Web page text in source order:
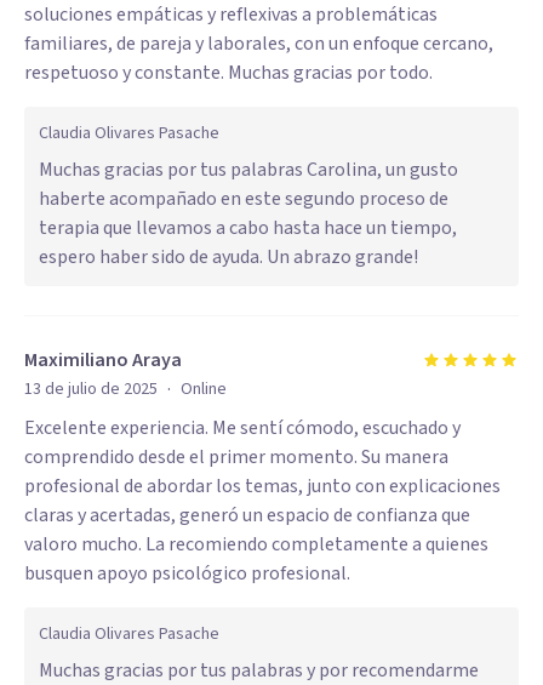
soluciones empáticas y reflexivas a problemáticas
familiares, de pareja y laborales, con un enfoque cercano,
respetuoso y constante. Muchas gracias por todo.
Claudia Olivares Pasache
Muchas gracias por tus palabras Carolina, un gusto
haberte acompañado en este segundo proceso de
terapia que llevamos a cabo hasta hace un tiempo,
espero haber sido de ayuda. Un abrazo grande!
Maximiliano Araya
13 de julio de 2025 · Online
Excelente experiencia. Me sentí cómodo, escuchado y
comprendido desde el primer momento. Su manera
profesional de abordar los temas, junto con explicaciones
claras y acertadas, generó un espacio de confianza que
valoro mucho. La recomiendo completamente a quienes
busquen apoyo psicológico profesional.
Claudia Olivares Pasache
Muchas gracias por tus palabras y por recomendarme